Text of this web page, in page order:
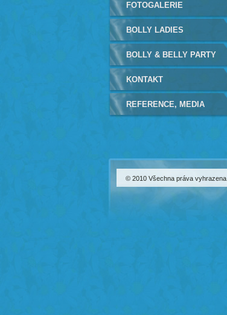
FOTOGALERIE
BOLLY LADIES
BOLLY & BELLY PARTY
KONTAKT
REFERENCE, MEDIA
© 2010 Všechna práva vyhrazena.